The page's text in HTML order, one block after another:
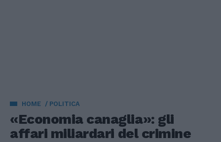
HOME POLITICA
«Economia canaglia»: gli
affari miliardari del crimine